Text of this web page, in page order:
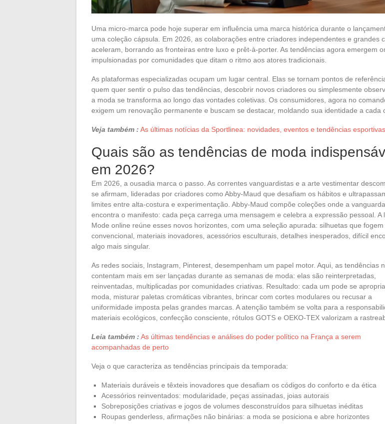
Uma micro-marca pode hoje superar em influência uma marca histórica durante o
uma coleção cápsula. Em 2026, as colaborações entre criadores independentes e grandes
aceleram, borrando as fronteiras entre luxo e prêt-à-porter. As tendências agora emergem
impulsionadas por comunidades que ditam o ritmo aos atores tradicionais.
As plataformas especializadas ocupam um lugar central. Elas se tornam pontos de
quem quer sentir o pulso das tendências, descobrir novos criadores ou simplesmente
a moda se transforma ao longo das vontades coletivas. Os consumidores, agora no
exigem um renovação permanente e buscam se destacar, moldando sua identidade a cada
Veja também : As últimas notícias da Sportlinea: novidades, eventos e tendências esportivas
Quais são as tendências de moda
em 2026?
Em 2026, a ousadia marca o passo. As correntes vanguardistas e a arte vestimentar
se afirmam, lideradas por criadores como Abby-Maud que desafiam os hábitos e
limites entre alta-costura e experimentação. Abby-Maud compõe coleções onde a vanguarda
encontra o manifesto: cada peça carrega uma mensagem e celebra a expressão pessoal. A
Mode online reúne esses novos horizontes, com uma seleção apurada: silhuetas que fogem
convencional, materiais inovadores, acessórios esculturais, detalhes inesperados, difícil
algo mais singular.
As redes sociais, Instagram, Pinterest, desempenham um papel motor. Aqui, as tendências
contentam mais em ser lançadas durante as semanas de moda: elas são reinterpretadas,
reinventadas, multiplicadas por comunidades criativas. Resultado: cada um pode se
moda, misturar paletas cromáticas vibrantes, brincar com cortes modulares ou recusar a
uniformidade imposta pelas grandes marcas. A atenção também se volta para a
materiais ecológicos, confecção consciente, rótulos GOTS e OEKO-TEX valorizam a
Leia também : As últimas tendências e análises do poder político na França a serem
acompanhadas de perto
Veja o que caracteriza as tendências principais da temporada:
Materiais duráveis e têxteis inovadores que desafiam os códigos do conforto e da ética
Acessórios reinventados: modularidade, peças assinadas, joias autorais
Sobreposições criativas e jogos de volumes desconstruídos para silhuetas inéditas
Roupas genderless, afirmações não binárias: a moda se posiciona e abre horizontes